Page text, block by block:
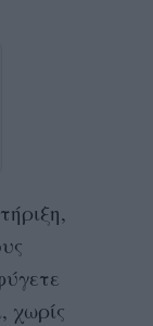
χωρίς